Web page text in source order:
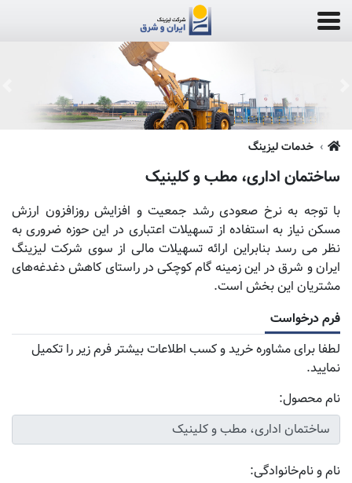
خدمات لیزینگ
ساختمان اداری، مطب و کلینیک
با توجه به نرخ صعودی رشد جمعیت و افزایش روزافزون ارزش
مسکن نیاز به استفاده از تسهیلات اعتباری در این حوزه ضروری به
نظر می رسد بنابراین ارائه تسهیلات مالی از سوی شرکت لیزینگ
ایران و شرق در این زمینه گام کوچکی در راستای کاهش دغدغه‌های
مشتریان این بخش است.
فرم درخواست
لطفا برای مشاوره خرید و کسب اطلاعات بیشتر فرم زیر را تکمیل
نمایید.
نام محصول:
نام و نام‌خانوادگی: